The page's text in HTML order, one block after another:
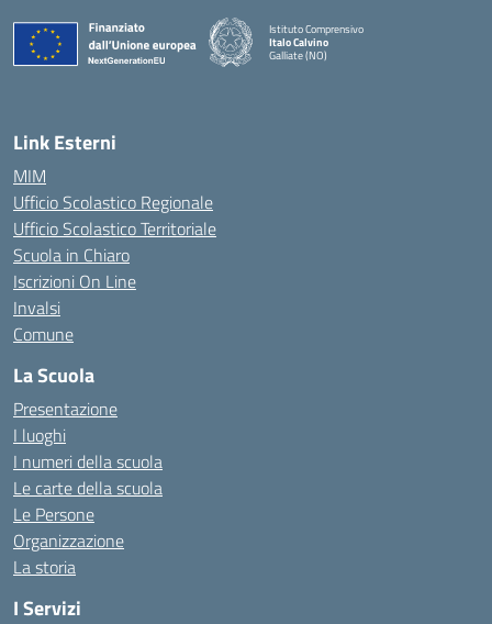
Istituto Comprensivo
Italo Calvino
Galliate (NO)
Link Esterni
MIM
Ufficio Scolastico Regionale
Ufficio Scolastico Territoriale
Scuola in Chiaro
Iscrizioni On Line
Invalsi
Comune
La Scuola
Presentazione
I luoghi
I numeri della scuola
Le carte della scuola
Le Persone
Organizzazione
La storia
I Servizi